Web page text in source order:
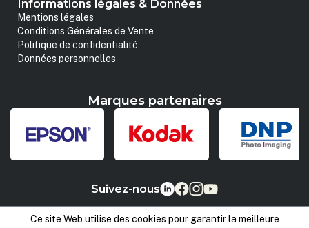
Informations légales & Données
Mentions légales
Conditions Générales de Vente
Politique de confidentialité
Données personnelles
Marques partenaires
Suivez-nous
Ce site Web utilise des cookies pour garantir la meilleure